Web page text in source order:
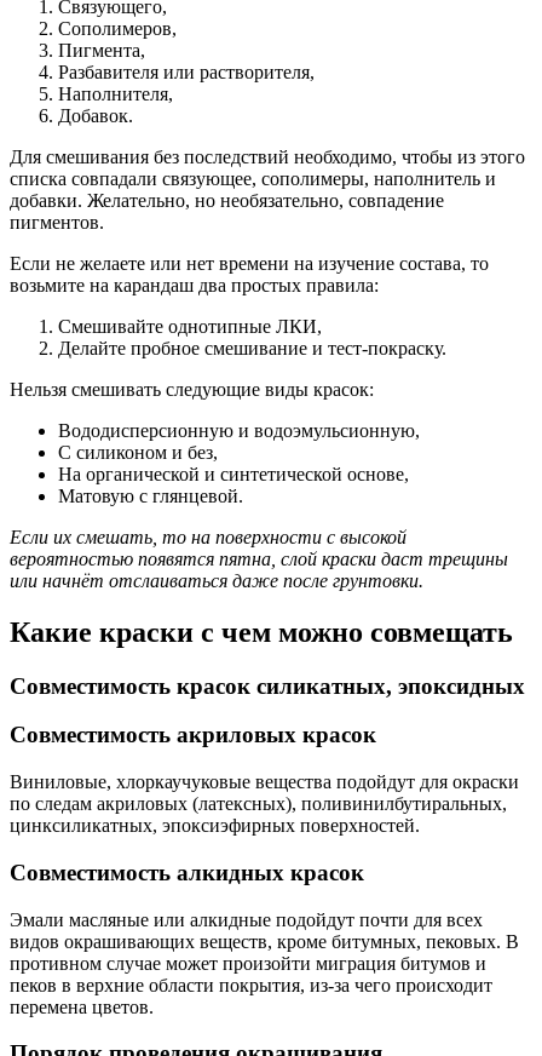
Связующего,
Сополимеров,
Пигмента,
Разбавителя или растворителя,
Наполнителя,
Добавок.
Для смешивания без последствий необходимо, чтобы из этого
списка совпадали связующее, сополимеры, наполнитель и
добавки. Желательно, но необязательно, совпадение
пигментов.
Если не желаете или нет времени на изучение состава, то
возьмите на карандаш два простых правила:
Смешивайте однотипные ЛКИ,
Делайте пробное смешивание и тест-покраску.
Нельзя смешивать следующие виды красок:
Вододисперсионную и водоэмульсионную,
С силиконом и без,
На органической и синтетической основе,
Матовую с глянцевой.
Если их смешать, то на поверхности с высокой
вероятностью появятся пятна, слой краски даст трещины
или начнёт отслаиваться даже после грунтовки.
Какие краски с чем можно совмещать
Совместимость красок силикатных, эпоксидных
Совместимость акриловых красок
Виниловые, хлоркаучуковые вещества подойдут для окраски
по следам акриловых (латексных), поливинилбутиральных,
цинксиликатных, эпоксиэфирных поверхностей.
Совместимость алкидных красок
Эмали масляные или алкидные подойдут почти для всех
видов окрашивающих веществ, кроме битумных, пековых. В
противном случае может произойти миграция битумов и
пеков в верхние области покрытия, из-за чего происходит
перемена цветов.